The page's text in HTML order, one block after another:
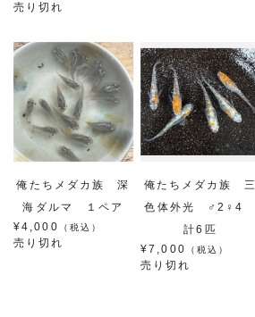
売り切れ
俺たちメダカ族 深
海ダルマ １ペア
¥4,000
（税込）
売り切れ
俺たちメダカ族 三
色体外光 ♂2♀4
計6匹
¥7,000
（税込）
売り切れ